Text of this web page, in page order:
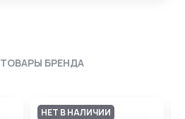
ТОВАРЫ БРЕНДА
НЕТ В НАЛИЧИИ